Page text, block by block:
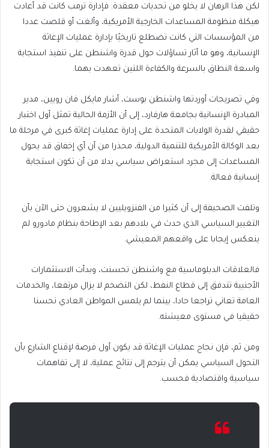
لكن هذا الرهان لا يخلو من تحديات معقدة. فإدارة ترمب كانت قد أعادت
هيكلة منظومة المساعدات الخارجية الأمريكية، وألغت أو قلصت عددا
من المؤسسات التي كانت تضطلع تاريخيًا بإدارة عمليات الإغاثة
الإنسانية، وهو ما أثار تساؤلات حول قدرة واشنطن على تنفيذ استجابة
واسعة النطاق بالسرعة والكفاءة اللتين تعهدت بهما.
وفي تصريحات أوردتها واشنطن بوست، أشار مايكل فان رويين، مدير
المبادرة الإنسانية بجامعة هارفارد، إلى أن الأزمة الحالية تمثل أول اختبار
حقيقي لقدرة الولايات المتحدة على إدارة عمليات إغاثة كبرى في مرحلة ما
بعد الوكالة الأمريكية للتنمية الدولية، محذرا من أن أي إخفاق قد يحول
المساعدات إلى مجرد استعراض سياسي بدلا من أن تكون استجابة
إنسانية فعالة.
وتلفت الصحيفة إلى أن كثيرا من الفنزويليين لا يشعرون حتى الآن بأن
التغيير السياسي الذي حدث في بلادهم بعد الإطاحة بنظام مادورو لم
ينعكس إيجابا على واقعهم المعيشي.
فالعلاقات الدبلوماسية مع واشنطن تحسنت، وبدأت الاستثمارات
الأجنبية تتدفق إلى قطاع النفط، لكن التضخم لا يزال مرتفعا، والخدمات
العامة تعاني تراجعا حادا، بينما لم يلمس المواطن العادي تحسنا
حقيقيا في مستوى معيشته.
ومن ثم، فإن نجاح عمليات الإغاثة قد يكون أول فرصة لإقناع الشارع بأن
التحول السياسي يمكن أن يترجم إلى نتائج عملية، لا إلى تفاهمات
سياسية واقتصادية فحسب.